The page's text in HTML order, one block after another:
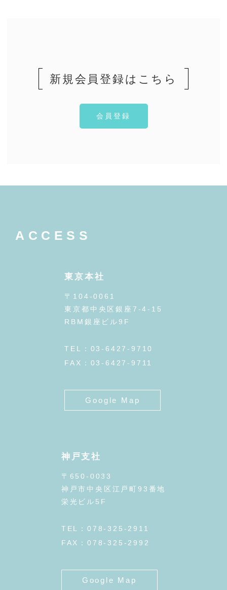
新規会員登録はこちら
会員登録
ACCESS
東京本社
〒104-0061
東京都中央区銀座7-4-15
RBM銀座ビル9F
TEL：03-6427-9710
FAX：03-6427-9711
Google Map
神戸支社
〒650-0033
神戸市中央区江戸町93番地
栄光ビル5F
TEL：078-325-2911
FAX：078-325-2992
Google Map